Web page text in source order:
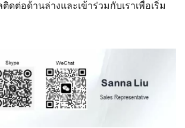
ดต่อด้านล่างและเข้าร่วมกับเราเพื่อเริ่ม